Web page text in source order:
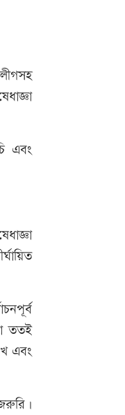
এবং
ততই
এবং